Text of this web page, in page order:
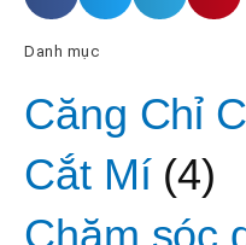
Danh mục
Căng Chỉ
Cắt Mí(4)
Chăm sóc